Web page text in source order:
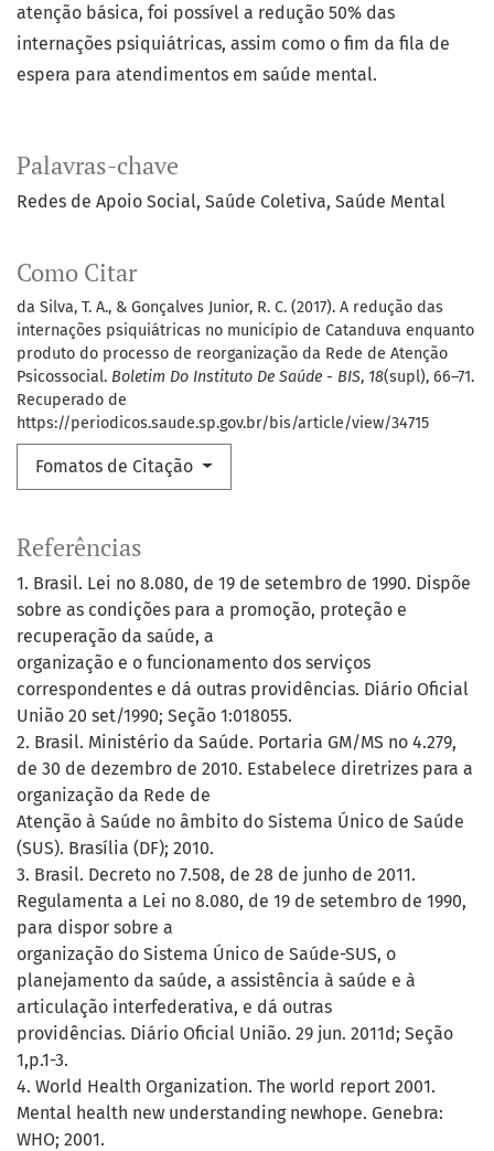
Palavras-chave
Redes de Apoio Social Saúde Coletiva Saúde Mental
Como Citar
da Silva, T. A., & Gonçalves Junior, R. C. (2017). A redução das
internações psiquiátricas no município de Catanduva enquanto
produto do processo de reorganização da Rede de Atenção
Psicossocial. Boletim Do Instituto De Saúde - BIS, 18(supl), 66–71.
Recuperado de
https://periodicos.saude.sp.gov.br/bis/article/view/34715
Fomatos de Citação
atenção básica, foi possível a redução 50% das
internações psiquiátricas, assim como o fim da fila de
espera para atendimentos em saúde mental.
Referências
1. Brasil. Lei no 8.080, de 19 de setembro de 1990. Dispõe
sobre as condições para a promoção, proteção e
recuperação da saúde, a
organização e o funcionamento dos serviços
correspondentes e dá outras providências. Diário Oficial
União 20 set/1990; Seção 1:018055.
2. Brasil. Ministério da Saúde. Portaria GM/MS no 4.279,
de 30 de dezembro de 2010. Estabelece diretrizes para a
organização da Rede de
Atenção à Saúde no âmbito do Sistema Único de Saúde
(SUS). Brasília (DF); 2010.
3. Brasil. Decreto no 7.508, de 28 de junho de 2011.
Regulamenta a Lei no 8.080, de 19 de setembro de 1990,
para dispor sobre a
organização do Sistema Único de Saúde-SUS, o
planejamento da saúde, a assistência à saúde e à
articulação interfederativa, e dá outras
providências. Diário Oficial União. 29 jun. 2011d; Seção
1,p.1-3.
4. World Health Organization. The world report 2001.
Mental health new understanding newhope. Genebra:
WHO; 2001.